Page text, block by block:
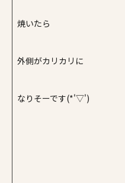
焼いたら
外側がカリカリに
なりそーです(*'▽')